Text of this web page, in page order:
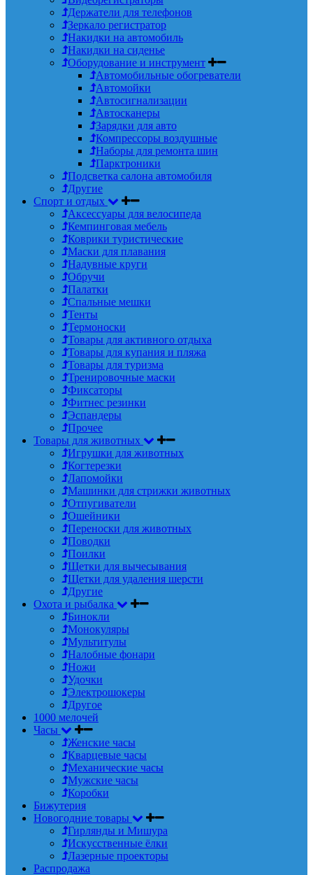
Держатели для телефонов
Зеркало регистратор
Накидки на автомобиль
Накидки на сиденье
Оборудование и инструмент
Автомобильные обогреватели
Автомойки
Автосигнализации
Автосканеры
Зарядки для авто
Компрессоры воздушные
Наборы для ремонта шин
Парктроники
Подсветка салона автомобиля
Другие
Спорт и отдых
Аксессуары для велосипеда
Кемпинговая мебель
Коврики туристические
Маски для плавания
Надувные круги
Обручи
Палатки
Спальные мешки
Тенты
Термоноски
Товары для активного отдыха
Товары для купания и пляжа
Товары для туризма
Тренировочные маски
Фиксаторы
Фитнес резинки
Эспандеры
Прочее
Товары для животных
Игрушки для животных
Когтерезки
Лапомойки
Машинки для стрижки животных
Отпугиватели
Ошейники
Переноски для животных
Поводки
Поилки
Щетки для вычесывания
Щетки для удаления шерсти
Другие
Охота и рыбалка
Бинокли
Монокуляры
Мультитулы
Налобные фонари
Ножи
Удочки
Электрошокеры
Другое
1000 мелочей
Часы
Женские часы
Кварцевые часы
Механические часы
Мужские часы
Коробки
Бижутерия
Новогодние товары
Гирлянды и Мишура
Искусственные ёлки
Лазерные проекторы
Распродажа